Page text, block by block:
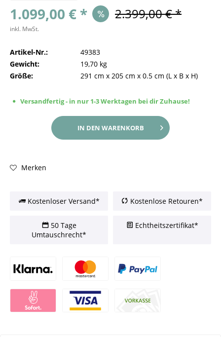
1.099,00 € * 2.399,00 € *
inkl. MwSt.
Artikel-Nr.:
49383
Gewicht:
19,70 kg
Größe:
291 cm x 205 cm x 0.5 cm (L x B x H)
Versandfertig - in nur 1-3 Werktagen bei dir Zuhause!
IN DEN WARENKORB
Merken
Kostenloser Versand* Kostenlose Retouren*
50 Tage
Umtauschrecht*
Echtheitszertifikat*